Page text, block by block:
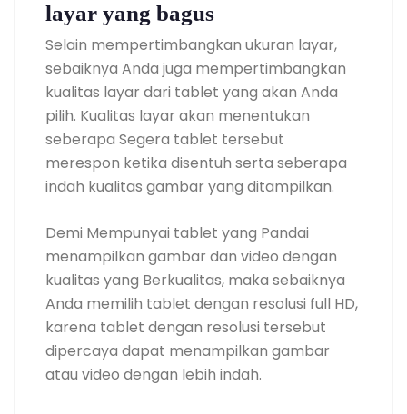
layar yang bagus
Selain mempertimbangkan ukuran layar,
sebaiknya Anda juga mempertimbangkan
kualitas layar dari tablet yang akan Anda
pilih. Kualitas layar akan menentukan
seberapa Segera tablet tersebut
merespon ketika disentuh serta seberapa
indah kualitas gambar yang ditampilkan.
Demi Mempunyai tablet yang Pandai
menampilkan gambar dan video dengan
kualitas yang Berkualitas, maka sebaiknya
Anda memilih tablet dengan resolusi full HD,
karena tablet dengan resolusi tersebut
dipercaya dapat menampilkan gambar
atau video dengan lebih indah.